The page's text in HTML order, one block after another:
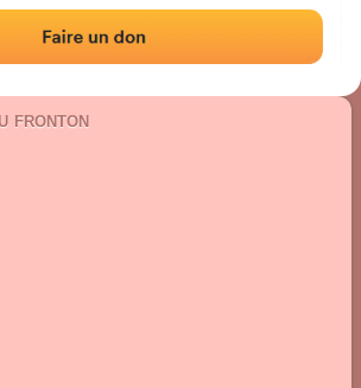
Fronton mur à gauche
|Photos|Commentaires et avis
fronton